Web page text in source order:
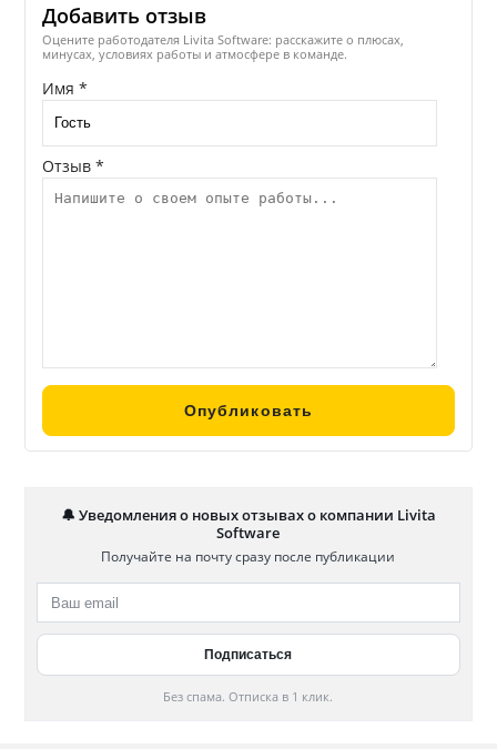
Добавить отзыв
Оцените работодателя Livita Software: расскажите о плюсах,
минусах, условиях работы и атмосфере в команде.
Имя *
Отзыв *
🔔 Уведомления о новых отзывах о компании Livita
Software
Получайте на почту сразу после публикации
Без спама. Отписка в 1 клик.